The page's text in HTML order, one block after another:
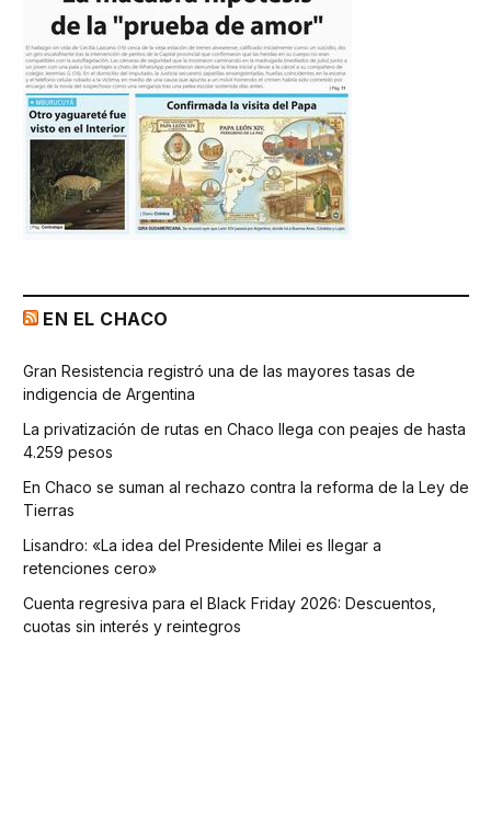
EN EL CHACO
Gran Resistencia registró una de las mayores tasas de
indigencia de Argentina
La privatización de rutas en Chaco llega con peajes de hasta
4.259 pesos
En Chaco se suman al rechazo contra la reforma de la Ley de
Tierras
Lisandro: «La idea del Presidente Milei es llegar a
retenciones cero»
Cuenta regresiva para el Black Friday 2026: Descuentos,
cuotas sin interés y reintegros